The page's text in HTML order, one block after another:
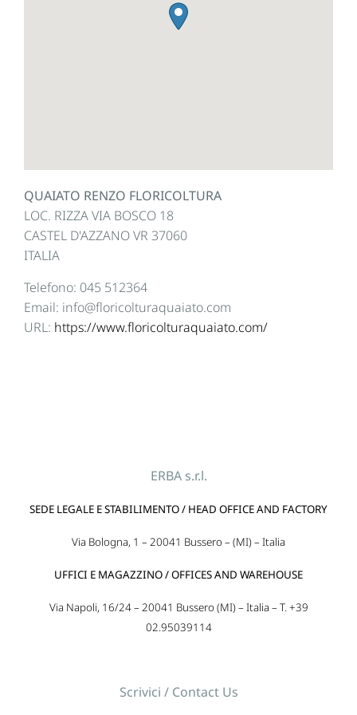
QUAIATO RENZO FLORICOLTURA
LOC. RIZZA VIA BOSCO 18
CASTEL D'AZZANOVR 37060
ITALIA
Telefono: 045 512364
Email: info@floricolturaquaiato.com
URL: https://www.floricolturaquaiato.com/
ERBA s.r.l.
SEDE LEGALE E STABILIMENTO / HEAD OFFICE AND FACTORY
Via Bologna, 1 – 20041 Bussero – (MI) – Italia
UFFICI E MAGAZZINO / OFFICES AND WAREHOUSE
Via Napoli, 16/24 – 20041 Bussero (MI) – Italia – T. +39
02.95039114
Scrivici / Contact Us